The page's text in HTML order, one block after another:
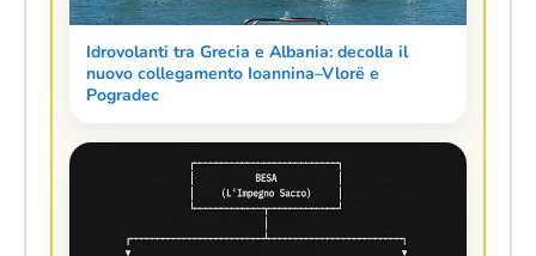
Idrovolanti tra Grecia e Albania: decolla il
nuovo collegamento Ioannina–Vlorë e
Pogradec